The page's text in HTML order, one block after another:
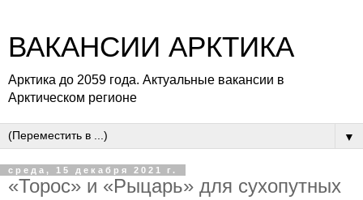
ВАКАНСИИ АРКТИКА
Арктика до 2059 года. Актуальные вакансии в
Арктическом регионе
▼
среда, 15 декабря 2021 г.
«Торос» и «Рыцарь» для сухопутных